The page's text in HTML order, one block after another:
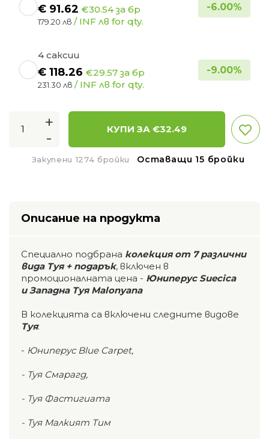
€ 91.62 €30.54 за бр
179.20 лв / INF лв for qty.
-6.00%
4 саксии
€ 118.26 €29.57 за бр
231.30 лв / INF лв for qty.
-9.00%
+
-
КУПИ ЗА €32.49
Закупени 1274 бройки Оставащи 15 бройки
Описание на продукта
Специално подбрана колекция от 7 различни
вида Туя + подарък, включен в
промоционалната цена - Юниперус Suecica
иЗападна Туя Malonyana
В колекцията са включени следните видове
Туя:
- Юниперус Blue Carpet,
- Туя Смарагд,
- Туя Фастигиата
- Туя Малкият Тим